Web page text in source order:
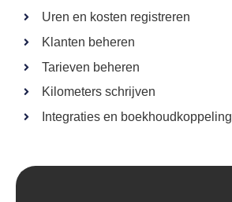
Uren en kosten registreren
Klanten beheren
Tarieven beheren
Kilometers schrijven
Integraties en boekhoudkoppeling